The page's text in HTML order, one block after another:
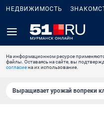
НЕДВИЖИМОСТЬ
На информационном ресурсе
файлы. Оставаясь на сайте, вы
согласиена их использование.
Выращивает урожай вопреки